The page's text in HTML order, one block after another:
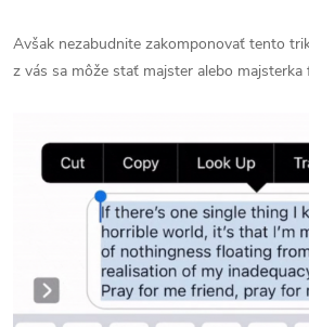
Avšak nezabudnite zakomponovať tento
z vás sa môže stať majster alebo majsterka